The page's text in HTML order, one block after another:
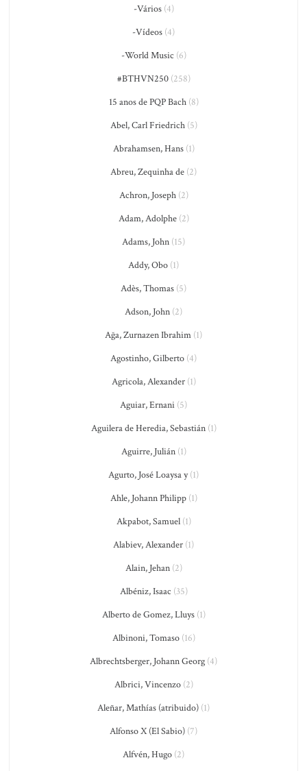
-Vários(4)
-Vídeos (4)
-World Music (6)
#BTHVN250(258)
15 anos de PQP Bach(8)
Abel, Carl Friedrich(5)
Abrahamsen, Hans(1)
Abreu, Zequinha de (2)
Achron, Joseph(2)
Adam, Adolphe(2)
Adams, John (15)
Addy, Obo (1)
Adès, Thomas (5)
Adson, John (2)
Ağa, Zurnazen Ibrahim (1)
Agostinho, Gilberto (4)
Agricola, Alexander(1)
Aguiar, Ernani (5)
Aguilera de Heredia, Sebastián(1)
Aguirre, Julián(1)
Agurto, José Loaysa y(1)
Ahle, Johann Philipp(1)
Akpabot, Samuel(1)
Alabiev, Alexander (1)
Alain, Jehan(2)
Albéniz, Isaac (35)
Alberto de Gomez, Lluys(1)
Albinoni, Tomaso(16)
Albrechtsberger, Johann Georg (4)
Albrici, Vincenzo(2)
Aleñar, Mathías (atribuido) (1)
Alfonso X (El Sabio) (7)
Alfvén, Hugo (2)